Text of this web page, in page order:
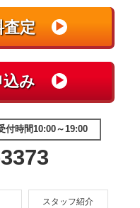
付時間10:00～19:00
スタッフ紹介